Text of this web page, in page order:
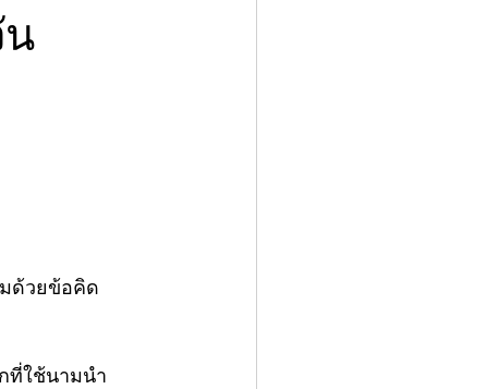
ด้วยข้อคิด
ที่ใช้นามนำ